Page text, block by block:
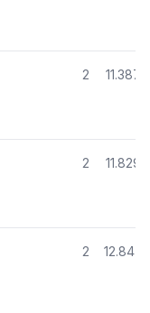
2 11.387
2 11.829
2 12.847